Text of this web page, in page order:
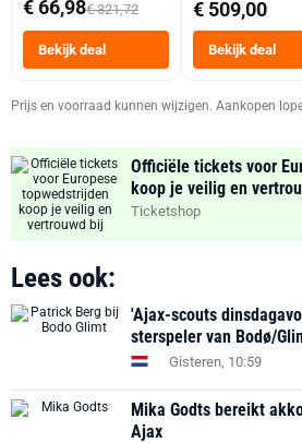
€ 66,98€ 321,72
Bekijk deal
€ 509,00
Bekijk deal
Prijs en voorraad kunnen wijzigen. Aankopen
Officiële tickets voor
koop je veilig en
Ticketshop
Lees ook:
'Ajax-scouts
sterspeler van Bodø/
Gisteren, 10:59
Mika Godts bereikt
Ajax